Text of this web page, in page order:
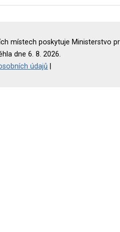
místech poskytuje Ministerstvo
dne 6. 8. 2026.
údajů